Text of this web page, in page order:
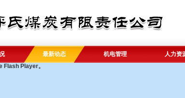
最新动态 机电管理 人力资
Flash Player。